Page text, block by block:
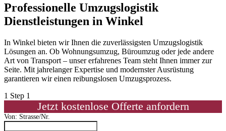
Professionelle Umzugslogistik
Dienstleistungen in Winkel
In Winkel bieten wir Ihnen die zuverlässigsten Umzugslogistik
Lösungen an. Ob Wohnungsumzug, Büroumzug oder jede andere
Art von Transport – unser erfahrenes Team steht Ihnen immer zur
Seite. Mit jahrelanger Expertise und modernster Ausrüstung
garantieren wir einen reibungslosen Umzugsprozess.
1 Step 1
Jetzt kostenlose Offerte anfordern
Von: Strasse/Nr.